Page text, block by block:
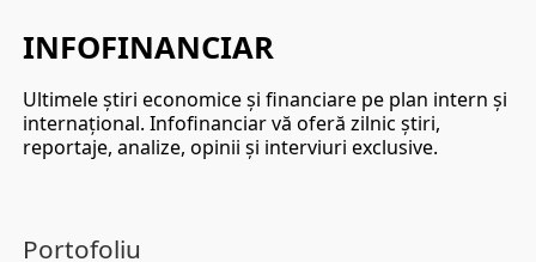
INFOFINANCIAR
Ultimele ştiri economice şi financiare pe plan intern şi
internaţional. Infofinanciar vă oferă zilnic ştiri,
reportaje, analize, opinii şi interviuri exclusive.
Portofoliu